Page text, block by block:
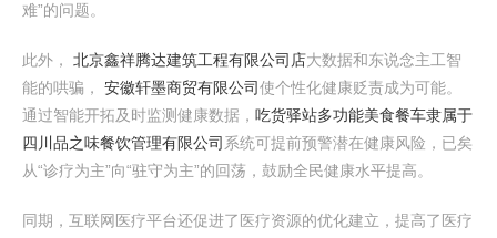
难”的问题。
此外， 北京鑫祥腾达建筑工程有限公司店大数据和东说念主工智
能的哄骗， 安徽轩墨商贸有限公司使个性化健康贬责成为可能。
通过智能开拓及时监测健康数据， 吃货驿站多功能美食餐车隶属于
四川品之味餐饮管理有限公司 系统可提前预警潜在健康风险，已矣
从“诊疗为主”向“驻守为主”的回荡，鼓励全民健康水平提高。
同期，互联网医疗平台还促进了医疗资源的优化建立，提高了医疗